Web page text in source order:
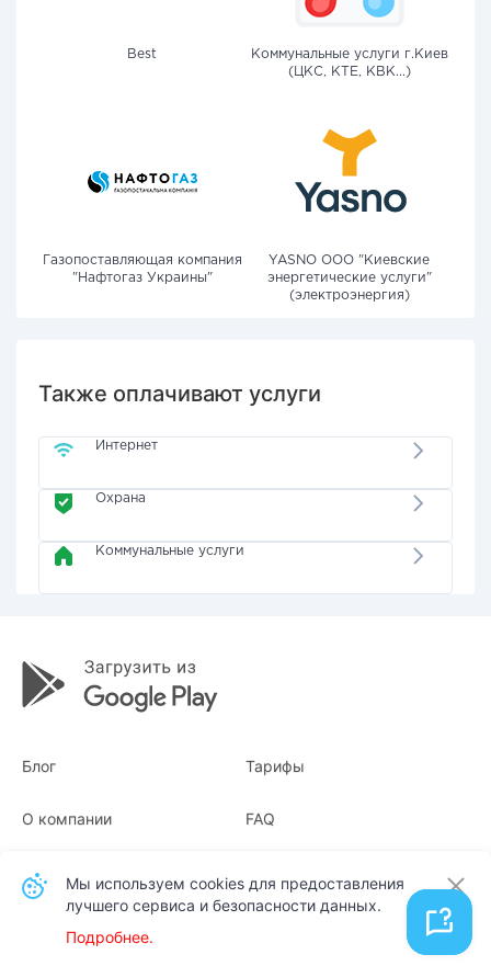
Best
Коммунальные услуги г.Киев
(ЦКС, КТЕ, КВК...)
Газопоставляющая компания
"Нафтогаз Украины"
YASNO OOO "Киевские
энергетические услуги"
(электроэнергия)
Также оплачивают услуги
Интернет
Охрана
Коммунальные услуги
Блог Тарифы
О компании
Квитанции
FAQ
Мы используем cookies для предоставления
лучшего сервиса и безопасности данных.
Подробнее.